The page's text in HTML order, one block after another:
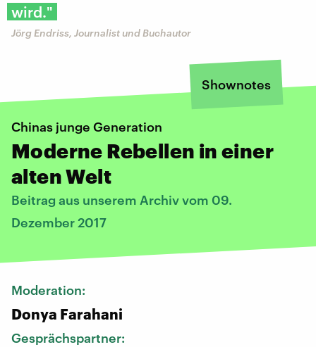
wird."
Jörg Endriss, Journalist und Buchautor
Shownotes
Chinas junge Generation
Moderne Rebellen in einer
alten Welt
Beitrag aus unserem Archiv vom 09.
Dezember 2017
Moderation:
Donya Farahani
Gesprächspartner: